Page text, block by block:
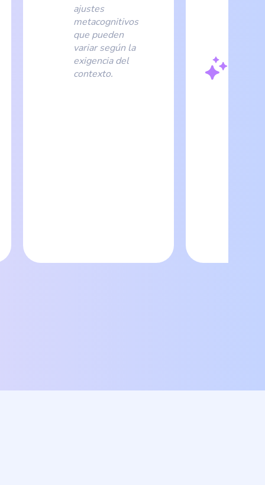
ajustes
metacognitivos
que pueden
variar según la
exigencia del
contexto.